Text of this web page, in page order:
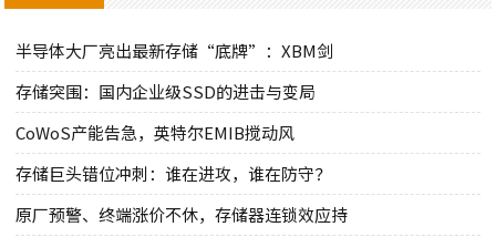
半导体大厂亮出最新存储“底牌”：XBM剑
存储突围：国内企业级SSD的进击与变局
CoWoS产能告急，英特尔EMIB搅动风
存储巨头错位冲刺：谁在进攻，谁在防守？
原厂预警、终端涨价不休，存储器连锁效应持